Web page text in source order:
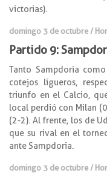
victorias).
domingo 3 de octubre /
Partido 9:
Tanto Sampdoria
cotejos ligueros,
triunfo en el Calcio,
local perdió con Milan
(2-2). Al frente, los de
que su rival en el
ante Sampdoria.
domingo 3 de octubre /